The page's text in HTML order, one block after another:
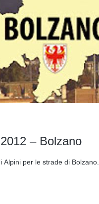
– Bolzano
Alpini per le strade di Bolzano.